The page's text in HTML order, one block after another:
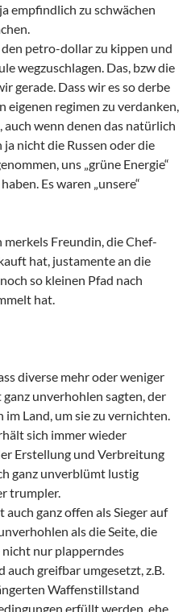
empfindlich zu schwächen
den petro-dollar zu kippen und
wegzuschlagen. Das, bzw die
gerade. Dass wir es so derbe
eigenen regimen zu verdanken,
wenn denen das natürlich
nicht die Russen oder die
uns „grüne Energie“
Es waren „unsere“
merkels Freundin, die Chef-
hat, justamente an die
so kleinen Pfad nach
hat.
diverse mehr oder weniger
unverhohlen sagten, der
Land, um sie zu vernichten.
sich immer wieder
Erstellung und Verbreitung
ganz unverblümt lustig
trumpler.
ganz offen als Sieger auf
als die Seite, die
nur plapperndes
greifbar umgesetzt, z.B.
Waffenstillstand
erfüllt werden, ehe